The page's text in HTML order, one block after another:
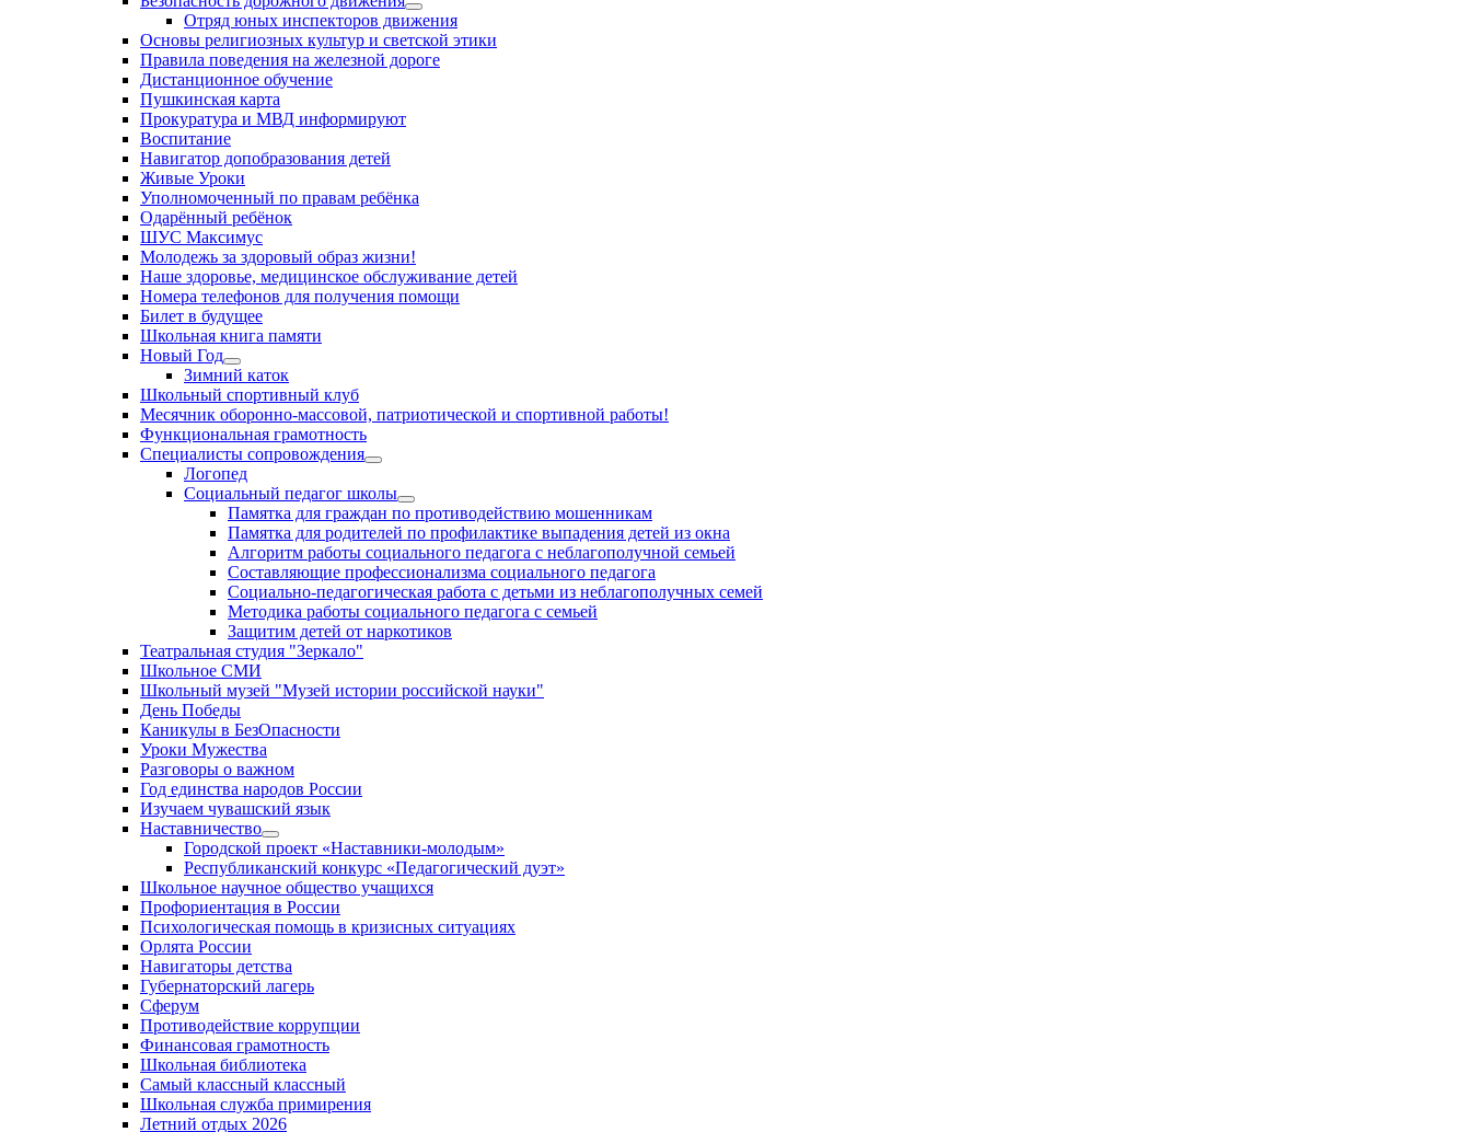
Отряд юных инспекторов движения
Основы религиозных культур и светской этики
Правила поведения на железной дороге
Дистанционное обучение
Пушкинская карта
Прокуратура и МВД информируют
Воспитание
Навигатор допобразования детей
Живые Уроки
Уполномоченный по правам ребёнка
Одарённый ребёнок
ШУС Максимус
Молодежь за здоровый образ жизни!
Наше здоровье, медицинское обслуживание детей
Номера телефонов для получения помощи
Билет в будущее
Школьная книга памяти
Новый Год
Зимний каток
Школьный спортивный клуб
Месячник оборонно-массовой, патриотической и спортивной работы!
Функциональная грамотность
Специалисты сопровождения
Логопед
Социальный педагог школы
Памятка для граждан по противодействию мошенникам
Памятка для родителей по профилактике выпадения детей из окна
Алгоритм работы социального педагога с неблагополучной семьей
Составляющие профессионализма социального педагога
Социально-педагогическая работа с детьми из неблагополучных семей
Методика работы социального педагога с семьей
Защитим детей от наркотиков
Театральная студия "Зеркало"
Школьнoe СМИ
Школьный музей "Музей истории российской науки"
День Победы
Каникулы в БезОпасности
Уроки Мужества
Разговоры о важном
Год единства народов России
Изучаем чувашский язык
Наставничество
Городской проект «Наставники-молодым»
Республиканский конкурс «Педагогический дуэт»
Школьное научное общество учащихся
Профориентация в России
Психологическая помощь в кризисных ситуациях
Орлята России
Навигаторы детства
Губернаторский лагерь
Сферум
Противодействие коррупции
Финансовая грамотность
Школьная библиотека
Самый классный классный
Школьная служба примирения
Летний отдых 2026